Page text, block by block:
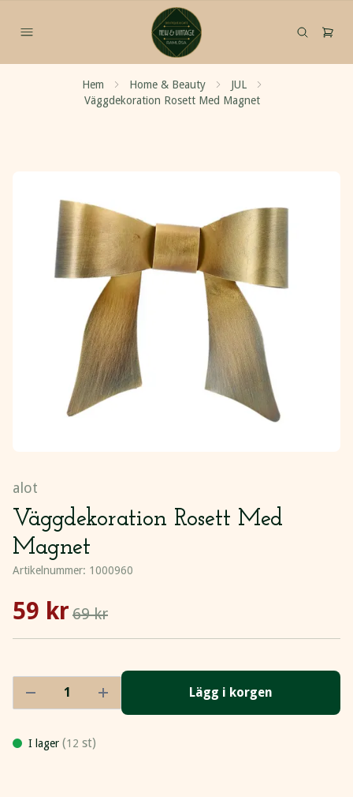
Hem Home & Beauty
JUL
Väggdekoration Rosett Med Magnet
alot
Väggdekoration Rosett Med
Magnet
Artikelnummer: 1000960
59 kr 69 kr
Lägg i korgen
I lager (12 st)